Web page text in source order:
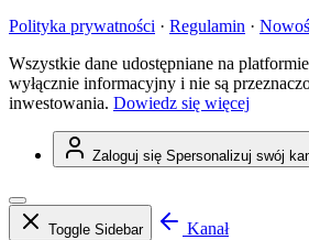
Polityka prywatności · Regulamin ·
Wszystkie dane udostępniane na
wyłącznie informacyjny i nie są
inwestowania. Dowiedz się więcej
Zaloguj się Spersonalizuj swój
Toggle Sidebar
Kanał